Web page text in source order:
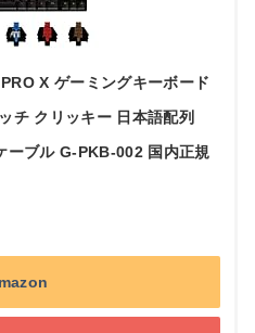
X ゲーミングキーボード
チ クリッキー 日本語配列
ーブル G-PKB-002 国内正規